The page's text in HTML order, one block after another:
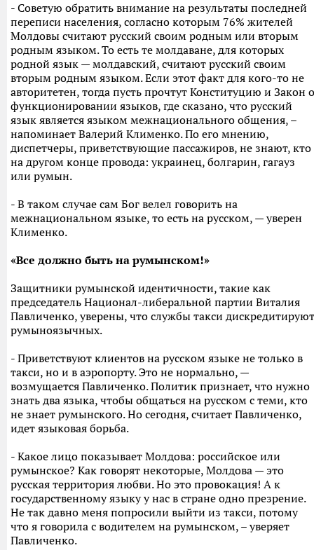
- Советую обратить внимание на результаты последней
переписи населения, согласно которым 76% жителей
Молдовы считают русский своим родным или вторым
родным языком. То есть те молдаване, для которых
родной язык — молдавский, считают русский своим
вторым родным языком. Если этот факт для кого-то не
авторитетен, тогда пусть прочтут Конституцию и Закон о
функционировании языков, где сказано, что русский
язык является языком межнационального общения, –
напоминает Валерий Клименко. По его мнению,
диспетчеры, приветствующие пассажиров, не знают, кто
на другом конце провода: украинец, болгарин, гагауз
или румын.
- В таком случае сам Бог велел говорить на
межнациональном языке, то есть на русском, — уверен
Клименко.
«Все должно быть на румынском!»
Защитники румынской идентичности, такие как
председатель Национал-либеральной партии Виталия
Павличенко, уверены, что службы такси дискредитируют
румыноязычных.
- Приветствуют клиентов на русском языке не только в
такси, но и в аэропорту. Это не нормально, —
возмущается Павличенко. Политик признает, что нужно
знать два языка, чтобы общаться на русском с теми, кто
не знает румынского. Но сегодня, считает Павличенко,
идет языковая борьба.
- Какое лицо показывает Молдова: российское или
румынское? Как говорят некоторые, Молдова — это
русская территория любви. Но это провокация! А к
государственному языку у нас в стране одно презрение.
Не так давно меня попросили выйти из такси, потому
что я говорила с водителем на румынском, – уверяет
Павличенко.